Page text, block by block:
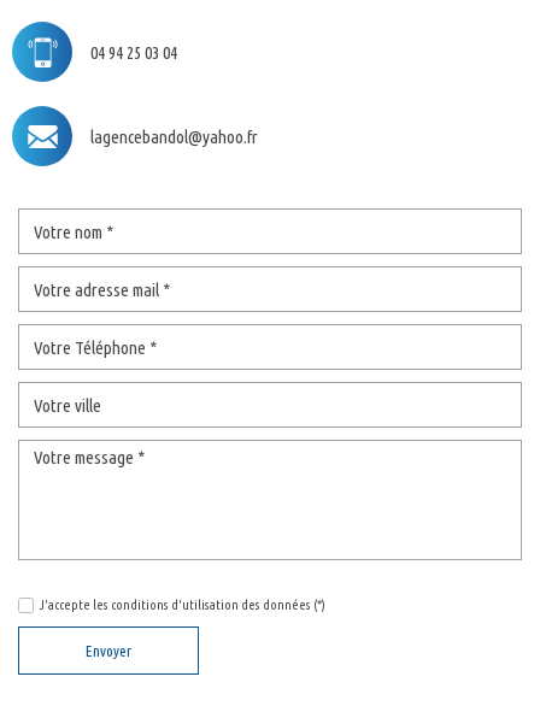
04 94 25 03 04
lagencebandol@yahoo.fr
J'accepte les conditions d'utilisation des données (*)
Envoyer